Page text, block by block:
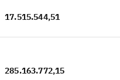
17.515.544,51
285.163.772,15